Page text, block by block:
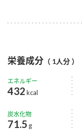
栄養成分 （ 1人分 ）
エネルギー
432kcal
炭水化物
71.5 g